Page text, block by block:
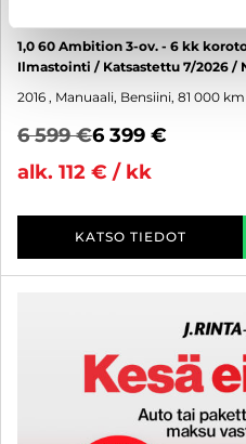
1,0 60 Ambition 3-ov. - 6 kk
Ilmastointi / Katsastettu 7/2026 /
2016 , Manuaali, Bensiini, 81 000 km
6 599 €6 399 €
alk. 112 € / kk
KATSO TIEDOT